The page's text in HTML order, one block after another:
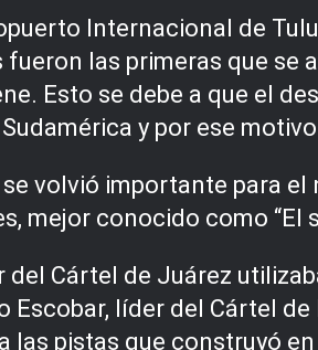
Internacional de
fueron las primeras que se
Esto se debe a que el
y por ese
volvió importante para
mejor conocido como “El
del Cártel de Juárez
Escobar, líder del Cártel
las pistas que construyó